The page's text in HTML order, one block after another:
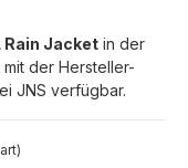
Rain Jacket in der
mit der Hersteller-
JNS verfügbar.